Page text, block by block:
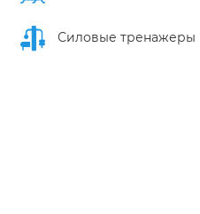
Силовые тренажеры